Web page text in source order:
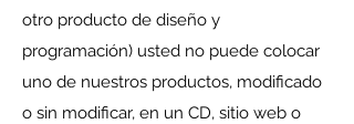
otro producto de diseño y
programación) usted no puede colocar
uno de nuestros productos, modificado
o sin modificar, en un CD, sitio web o